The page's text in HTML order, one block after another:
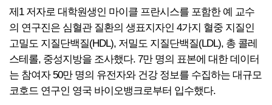
제1 저자로 대학원생인 마이클 프란시스를 포함한 예 교수
의 연구진은 심혈관 질환의 생표지자인 4가지 혈중 지질인
고밀도 지질단백질(HDL), 저밀도 지질단백질(LDL), 총 콜레
스테롤, 중성지방을 조사했다. 7만 명의 표본에 대한 데이터
는 참여자 50만 명의 유전자와 건강 정보를 수집하는 대규모
코호드 연구인 영국 바이오뱅크로부터 입수했다.